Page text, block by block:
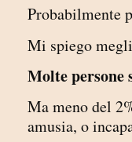
Probabilmente
Mi spiego
Molte persone
Ma meno del
amusia, o